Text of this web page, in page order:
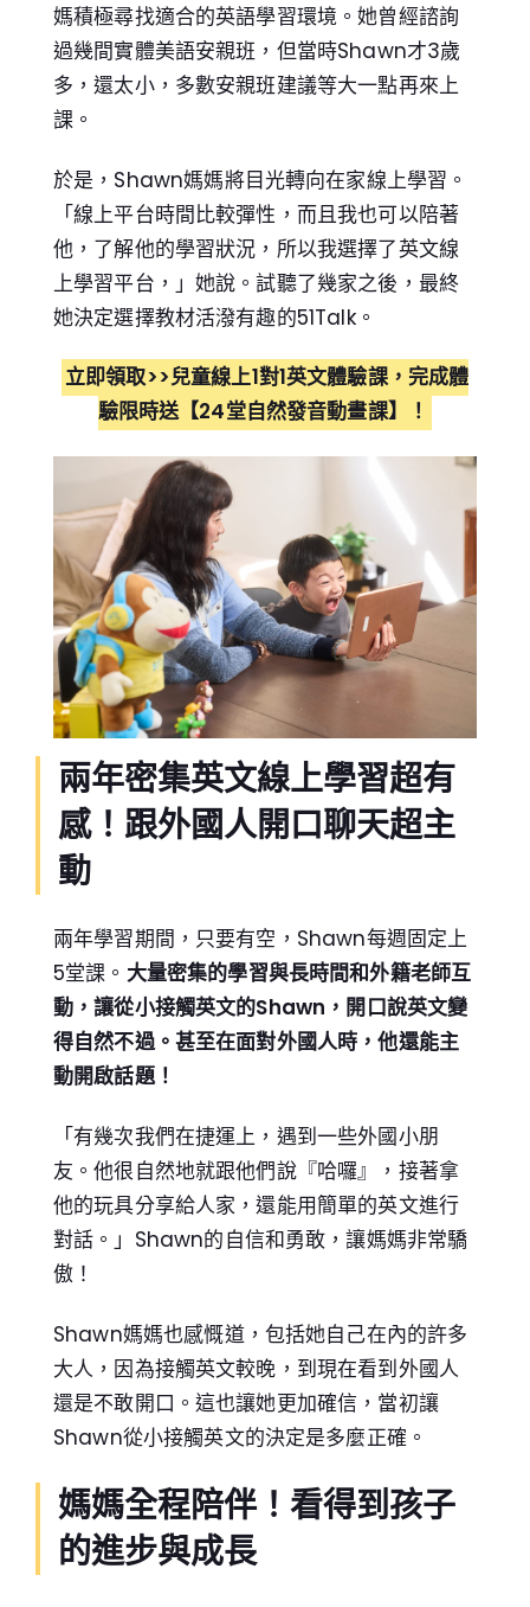
媽積極尋找適合的英語學習環境。她曾經諮詢
過幾間實體美語安親班，但當時Shawn才3歲
多，還太小，多數安親班建議等大一點再來上
課。
於是，Shawn媽媽將目光轉向在家線上學習。
「線上平台時間比較彈性，而且我也可以陪著
他，了解他的學習狀況，所以我選擇了英文線
上學習平台，」她說。試聽了幾家之後，最終
她決定選擇教材活潑有趣的51Talk。
立即領取>>兒童線上1對1英文體驗課，完成體
驗限時送【24堂自然發音動畫課】！
兩年密集英文線上學習超有
感！跟外國人開口聊天超主
動
兩年學習期間，只要有空，Shawn每週固定上
5堂課。 大量密集的學習與長時間和外籍老師互
動，讓從小接觸英文的Shawn，開口說英文變
得自然不過。甚至在面對外國人時，他還能主
動開啟話題！
「有幾次我們在捷運上，遇到一些外國小朋
友。他很自然地就跟他們說『哈囉』，接著拿
他的玩具分享給人家，還能用簡單的英文進行
對話。」Shawn的自信和勇敢，讓媽媽非常驕
傲！
Shawn媽媽也感慨道，包括她自己在內的許多
大人，因為接觸英文較晚，到現在看到外國人
還是不敢開口。這也讓她更加確信，當初讓
Shawn從小接觸英文的決定是多麼正確。
媽媽全程陪伴！看得到孩子
的進步與成長